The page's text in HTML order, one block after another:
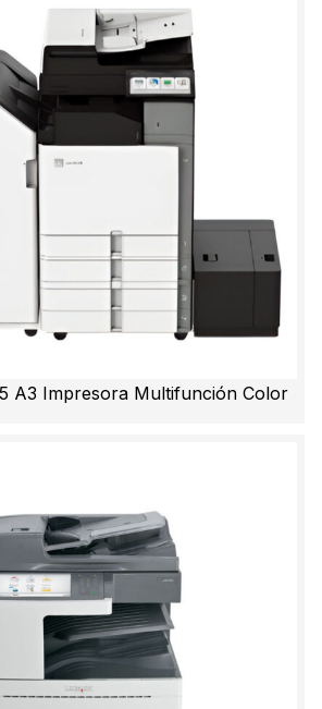
A3 Impresora Multifunción Color